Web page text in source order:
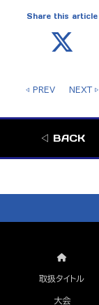
Share this article
◁ PREV NEXT ▷
◁ BACK
取扱タイトル
大会